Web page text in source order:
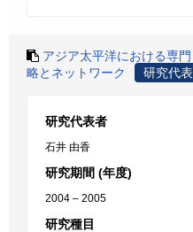
アジア太平洋における専
略とネットワーク
研究代
研究代表者
石井 由香
研究期間 (年度)
2004 – 2005
研究種目